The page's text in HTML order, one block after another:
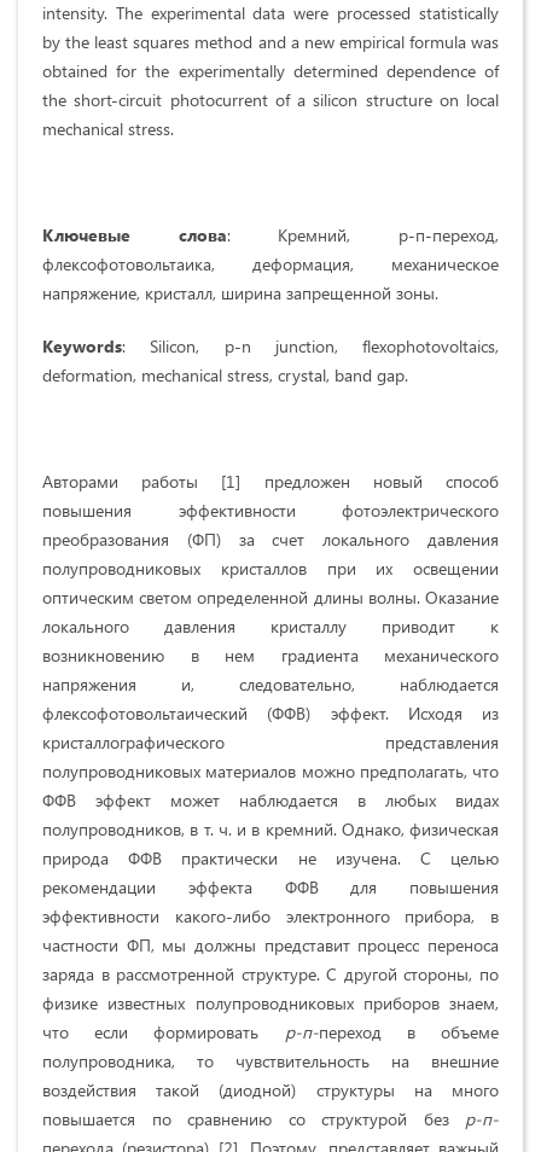
intensity. The experimental data were processed statistically
by the least squares method and a new empirical formula was
obtained for the experimentally determined dependence of
the short-circuit photocurrent of a silicon structure on local
mechanical stress.
Ключевые слова: Кремний, р-п-переход,
флексофотовольтаика, деформация, механическое
напряжение, кристалл, ширина запрещенной зоны.
Keywords: Silicon, p-n junction, flexophotovoltaics,
deformation, mechanical stress, crystal, band gap.
Авторами работы [1] предложен новый способ
повышения эффективности фотоэлектрического
преобразования (ФП) за счет локального давления
полупроводниковых кристаллов при их освещении
оптическим светом определенной длины волны. Оказание
локального давления кристаллу приводит к
возникновению в нем градиента механического
напряжения и, следовательно, наблюдается
флексофотовольтаический (ФФВ) эффект. Исходя из
кристаллографического представления
полупроводниковых материалов можно предполагать, что
ФФВ эффект может наблюдается в любых видах
полупроводников, в т. ч. и в кремний. Однако, физическая
природа ФФВ практически не изучена. С целью
рекомендации эффекта ФФВ для повышения
эффективности какого-либо электронного прибора, в
частности ФП, мы должны представит процесс переноса
заряда в рассмотренной структуре. С другой стороны, по
физике известных полупроводниковых приборов знаем,
что если формировать р-п-переход в объеме
полупроводника, то чувствительность на внешние
воздействия такой (диодной) структуры на много
повышается по сравнению со структурой без р-п-